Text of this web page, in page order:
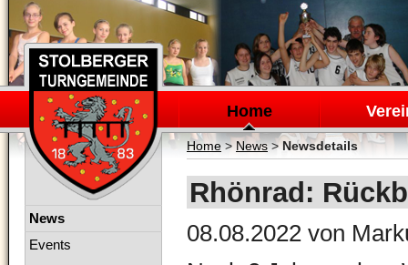
Navigation
überspringen
Home
Home> News>Newsdetails
Rhönrad:
08.08.2022 von
Navigation
News
Events